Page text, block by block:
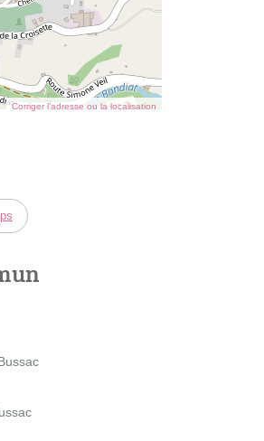
Corriger l’adresse ou la localisation